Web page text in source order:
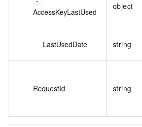
AccessKeyLastUsed
object
LastUsedDate string
RequestId string